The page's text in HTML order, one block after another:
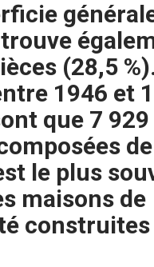
(28,5
1946 et
que 7
le plus
maisons de